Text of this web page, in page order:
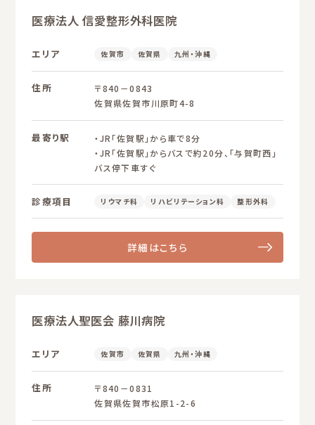
医療法人 信愛整形外科医院
エリア 佐賀市 佐賀県 九州・沖縄
住所
〒840－0843
佐賀県佐賀市川原町4-8
最寄り駅
・JR「佐賀駅」から車で8分
・JR「佐賀駅」からバスで約20分、「与賀町西」
バス停下車すぐ
診療項目 リウマチ科 リハビリテーション科 整形外科
詳細はこちら
医療法人聖医会 藤川病院
エリア 佐賀市 佐賀県 九州・沖縄
住所
〒840－0831
佐賀県佐賀市松原1-2-6